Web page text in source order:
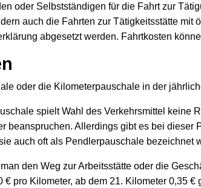
oder Selbstständigen für die Fahrt zur
auch die Fahrten zur Tätigkeitsstätte
abgesetzt werden. Fahrtkosten
oder die Kilometerpauschale in der
spielt Wahl des Verkehrsmittel keine
beanspruchen. Allerdings gibt es bei
auch oft als Pendlerpauschale bezeichnet
den Weg zur Arbeitsstätte oder die
pro Kilometer, ab dem 21. Kilometer 0,35 €